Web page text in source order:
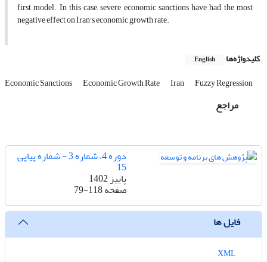
first model. In this case, severe economic sanctions have had the most
negative effect on Iran's economic growth rate.
کلیدواژه‌ها English
Economic Sanctions Economic Growth Rate Iran Fuzzy Regression
مراجع
دوره 4، شماره 3 - شماره پیاپی
15
پاییز 1402
صفحه79-118
فایل ها